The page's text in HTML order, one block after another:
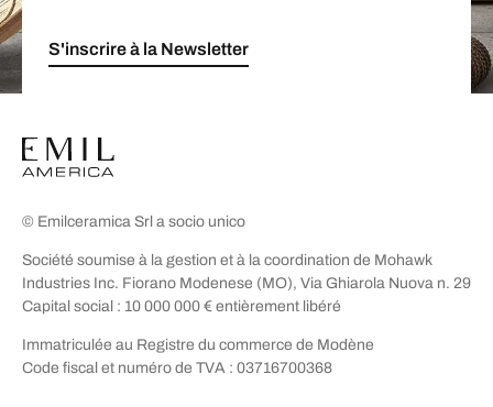
S'inscrire à la Newsletter
© Emilceramica Srl a socio unico
Société soumise à la gestion et à la coordination de Mohawk
Industries Inc. Fiorano Modenese (MO), Via Ghiarola Nuova n. 29
Capital social : 10 000 000 € entièrement libéré
Immatriculée au Registre du commerce de Modène
Code fiscal et numéro de TVA : 03716700368